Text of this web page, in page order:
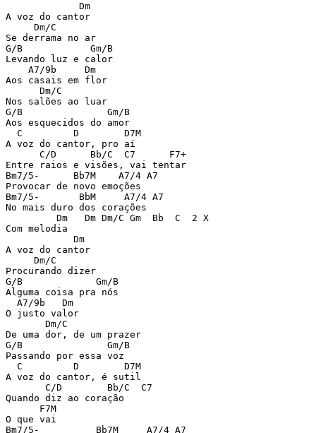
             Dm
A voz do cantor
     Dm/C
Se derrama no ar
G/B            Gm/B
Levando luz e calor
    A7/9b     Dm
Aos casais em flor
      Dm/C
Nos salões ao luar
G/B               Gm/B
Aos esquecidos do amor
  C         D        D7M
A voz do cantor, pro aí
      C/D      Bb/C  C7      F7+
Entre raios e visões, vai tentar
Bm7/5-      Bb7M    A7/4 A7
Provocar de novo emoções
Bm7/5-       BbM     A7/4 A7
No mais duro dos corações
         Dm   Dm Dm/C Gm  Bb  C  2 X
Com melodia
            Dm
A voz do cantor
     Dm/C
Procurando dizer
G/B             Gm/B
Alguma coisa pra nós
  A7/9b   Dm
O justo valor
       Dm/C
De uma dor, de um prazer
G/B               Gm/B
Passando por essa voz
  C         D        D7M
A voz do cantor, é sutil
       C/D        Bb/C  C7
Quando diz ao coração
      F7M
O que vai
Bm7/5-          Bb7M     A7/4 A7